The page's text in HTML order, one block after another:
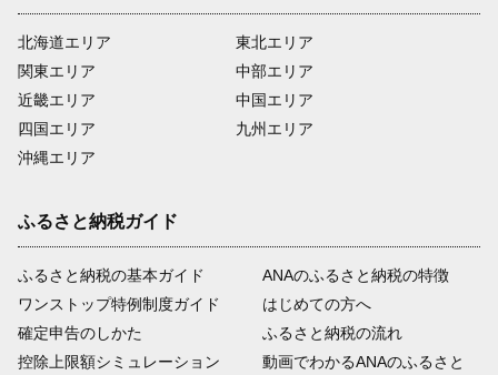
北海道エリア
関東エリア
近畿エリア
四国エリア
沖縄エリア
東北エリア
中部エリア
中国エリア
九州エリア
ふるさと納税ガイド
ふるさと納税の基本ガイド
ワンストップ特例制度ガイド
確定申告のしかた
控除上限額シミュレーション
ANAのふるさと納税の特徴
はじめての方へ
ふるさと納税の流れ
動画でわかるANAのふるさと